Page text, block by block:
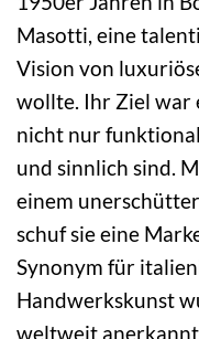
Masotti, eine
Vision von
wollte. Ihr Ziel war
nicht nur
und sinnlich sind.
einem
schuf sie eine
Synonym für
Handwerkskunst
weltweit